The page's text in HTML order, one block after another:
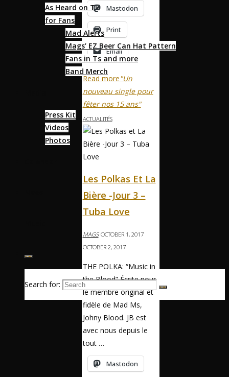
As Heard on TV
for Fans
Mad Alerts
Mags’ EZ Beer Can Hat Pattern
Fans in Ts and more
Band Merch
Press Kit
Videos
Photos
Search for:
Mastodon
Print
Email
Read more"Un
nouveau single pour
fêter nos 15 ans"
ACTUALITÉS
Les Polkas Et La
Bière -Jour 3 –
Tuba Love
MAGS OCTOBER 1, 2017
OCTOBER 2, 2017
THE POLKA: “Music in
the Blood” Écrite pour
le membre original et
fidèle de Mad Ms,
Johny Blood. JB est
avec nous depuis le
tout …
Mastodon